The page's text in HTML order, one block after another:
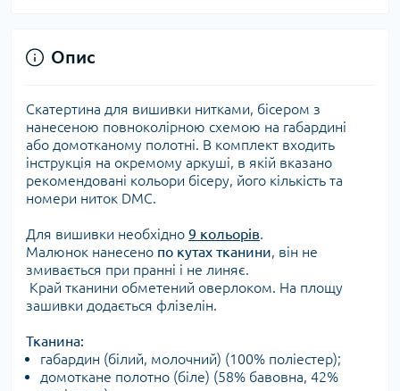
Опис
Cкатертина для вишивки нитками, бісером з
нанесеною повноколірною схемою на габардині
або домотканому полотні. В комплект входить
інструкція на окремому аркуші, в якій вказано
рекомендовані кольори бісеру, його кількість та
номери ниток DMC.
Для вишивки необхідно 9 кольорів.
Малюнок нанесено по кутах тканини, він не
змивається при пранні і не линяє.
Край тканини обметений оверлоком. На площу
зашивки додається флізелін.
Тканина:
габардин (білий, молочний) (100% поліестер);
домоткане полотно (біле) (58% бавовна, 42%